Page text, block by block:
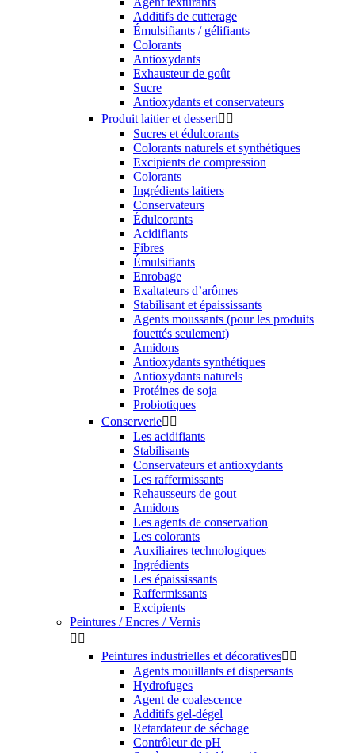
Additifs de cutterage
Émulsifiants / gélifiants
Colorants
Antioxydants
Exhausteur de goût
Sucre
Antioxydants et conservateurs
Produit laitier et dessert 
Sucres et édulcorants
Colorants naturels et synthétiques
Excipients de compression
Colorants
Ingrédients laitiers
Conservateurs
Édulcorants
Acidifiants
Fibres
Émulsifiants
Enrobage
Exaltateurs d’arômes
Stabilisant et épaississants
Agents moussants (pour les produits
fouettés seulement)
Amidons
Antioxydants synthétiques
Antioxydants naturels
Protéines de soja
Probiotiques
Conserverie 
Les acidifiants
Stabilisants
Conservateurs et antioxydants
Les raffermissants
Rehausseurs de gout
Amidons
Les agents de conservation
Les colorants
Auxiliaires technologiques
Ingrédients
Les épaississants
Raffermissants
Excipients
Peintures / Encres / Vernis
 
Peintures industrielles et décoratives 
Agents mouillants et dispersants
Hydrofuges
Agent de coalescence
Additifs gel-dégel
Retardateur de séchage
Contrôleur de pH